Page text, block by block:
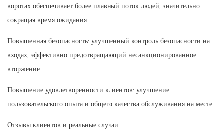
воротах обеспечивает более плавный поток людей, значительно
сокращая время ожидания.
Повышенная безопасность: улучшенный контроль безопасности на
входах, эффективно предотвращающий несанкционированное
вторжение.
Повышение удовлетворенности клиентов: улучшение
пользовательского опыта и общего качества обслуживания на месте.
Отзывы клиентов и реальные случаи